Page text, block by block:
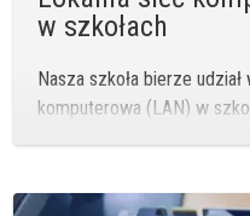
w szkołach
Nasza szkoła bierze
komputerowa (LAN) w